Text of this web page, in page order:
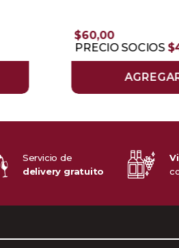
$60,00
PRECIO SOCIOS $
Servicio de
delivery gratuito